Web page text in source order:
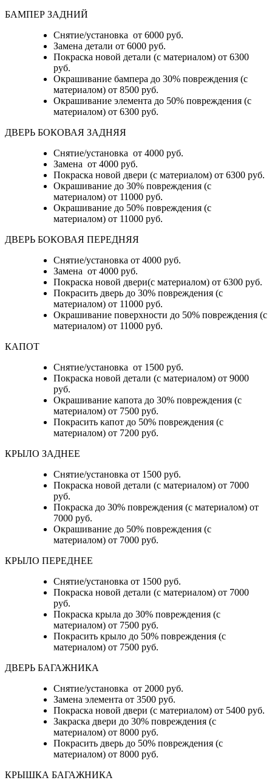
БАМПЕР ЗАДНИЙ
Снятие/установка от 6000 руб.
Замена детали от 6000 руб.
Покраска новой детали (с материалом) от 6300
руб.
Окрашивание бампера до 30% повреждения (с
материалом) от 8500 руб.
Окрашивание элемента до 50% повреждения (с
материалом) от 6300 руб.
ДВЕРЬ БОКОВАЯ ЗАДНЯЯ
Снятие/установка от 4000 руб.
Замена от 4000 руб.
Покраска новой двери (с материалом) от 6300 руб.
Окрашивание до 30% повреждения (с
материалом) от 11000 руб.
Окрашивание до 50% повреждения (с
материалом) от 11000 руб.
ДВЕРЬ БОКОВАЯ ПЕРЕДНЯЯ
Снятие/установка от 4000 руб.
Замена от 4000 руб.
Покраска новой двери(с материалом) от 6300 руб.
Покрасить дверь до 30% повреждения (с
материалом) от 11000 руб.
Окрашивание поверхности до 50% повреждения (с
материалом) от 11000 руб.
КАПОТ
Снятие/установка от 1500 руб.
Покраска новой детали (с материалом) от 9000
руб.
Окрашивание капота до 30% повреждения (с
материалом) от 7500 руб.
Покрасить капот до 50% повреждения (с
материалом) от 7200 руб.
КРЫЛО ЗАДНЕЕ
Снятие/установка от 1500 руб.
Покраска новой детали (с материалом) от 7000
руб.
Покраска до 30% повреждения (с материалом) от
7000 руб.
Окрашивание до 50% повреждения (с
материалом) от 7000 руб.
КРЫЛО ПЕРЕДНЕЕ
Снятие/установка от 1500 руб.
Покраска новой детали (с материалом) от 7000
руб.
Покраска крыла до 30% повреждения (с
материалом) от 7500 руб.
Покрасить крыло до 50% повреждения (с
материалом) от 7500 руб.
ДВЕРЬ БАГАЖНИКА
Снятие/установка от 2000 руб.
Замена элемента от 3500 руб.
Покраска новой двери (с материалом) от 5400 руб.
Закраска двери до 30% повреждения (с
материалом) от 8000 руб.
Покрасить дверь до 50% повреждения (с
материалом) от 8000 руб.
КРЫШКА БАГАЖНИКА